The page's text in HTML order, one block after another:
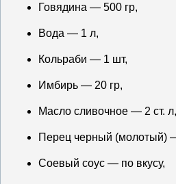
Говядина — 500 гр,
Вода — 1 л,
Кольраби — 1 шт,
Имбирь — 20 гр,
Масло сливочное — 2 ст. л,
Перец черный (молотый)
Соевый соус — по вкусу,